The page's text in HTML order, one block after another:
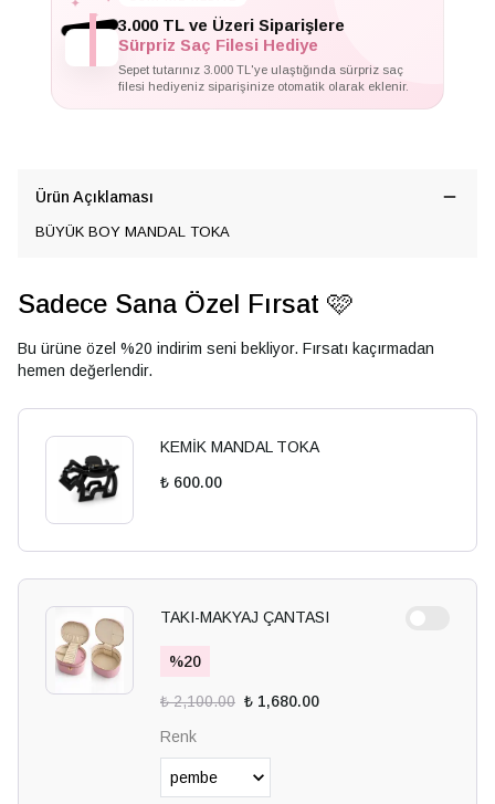
3.000 TL ve Üzeri Siparişlere
Sürpriz Saç Filesi Hediye
Sepet tutarınız 3.000 TL'ye ulaştığında sürpriz saç
filesi hediyeniz siparişinize otomatik olarak eklenir.
Ürün Açıklaması
BÜYÜK BOY MANDAL TOKA
Sadece Sana Özel Fırsat 🩷
Bu ürüne özel %20 indirim seni bekliyor. Fırsatı kaçırmadan
hemen değerlendir.
KEMİK MANDAL TOKA
₺ 600.00
TAKI-MAKYAJ ÇANTASI
%20
₺ 2,100.00 ₺ 1,680.00
Renk